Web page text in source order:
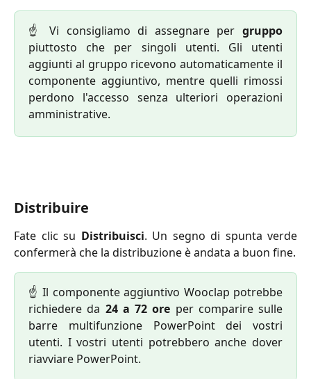
☝️ Vi consigliamo di assegnare per gruppo
piuttosto che per singoli utenti. Gli utenti
aggiunti al gruppo ricevono automaticamente il
componente aggiuntivo, mentre quelli rimossi
perdono l'accesso senza ulteriori operazioni
amministrative.
Distribuire
Fate clic su Distribuisci. Un segno di spunta verde
confermerà che la distribuzione è andata a buon fine.
☝️ Il componente aggiuntivo Wooclap potrebbe
richiedere da 24 a 72 ore per comparire sulle
barre multifunzione PowerPoint dei vostri
utenti. I vostri utenti potrebbero anche dover
riavviare PowerPoint.